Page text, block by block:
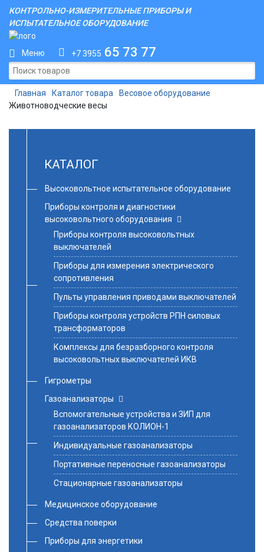
КОНТРОЛЬНО-ИЗМЕРИТЕЛЬНЫЕ ПРИБОРЫ И
ИСПЫТАТЕЛЬНОЕ ОБОРУДОВАНИЕ
Меню +7 3955 65 73 77
Главная Каталог товара
Весовое оборудование
Животноводческие весы
КАТАЛОГ
Высоковольтное испытательное оборудование
Приборы контроля и диагностики
высоковольтного оборудования
Приборы контроля высоковольтных
выключателей
Приборы для измерения электрического
сопротивления
Пульты управления приводами выключателей
Приборы контроля устройств РПН силовых
трансформаторов
Комплексы для безразборного контроля
высоковольтных выключателей ИКВ
Гигрометры
Газоанализаторы
Вспомогательные устройства и ЗИП для
газоанализаторов КОЛИОН-1
Индивидуальные газоанализаторы
Портативные переносные газоанализаторы
Стационарные газоанализаторы
Медицинское оборудование
Средства поверки
Приборы для энергетики